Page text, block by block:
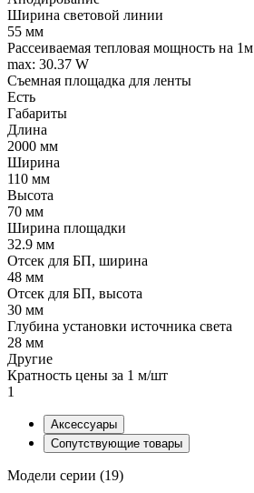
Ширина световой линии
55 мм
Рассеиваемая тепловая мощность на 1м
max: 30.37 W
Съемная площадка для ленты
Есть
Габариты
Длина
2000 мм
Ширина
110 мм
Высота
70 мм
Ширина площадки
32.9 мм
Отсек для БП, ширина
48 мм
Отсек для БП, высота
30 мм
Глубина установки источника света
28 мм
Другие
Кратность цены за 1 м/шт
1
Аксессуары
Сопутствующие товары
Модели серии (19)